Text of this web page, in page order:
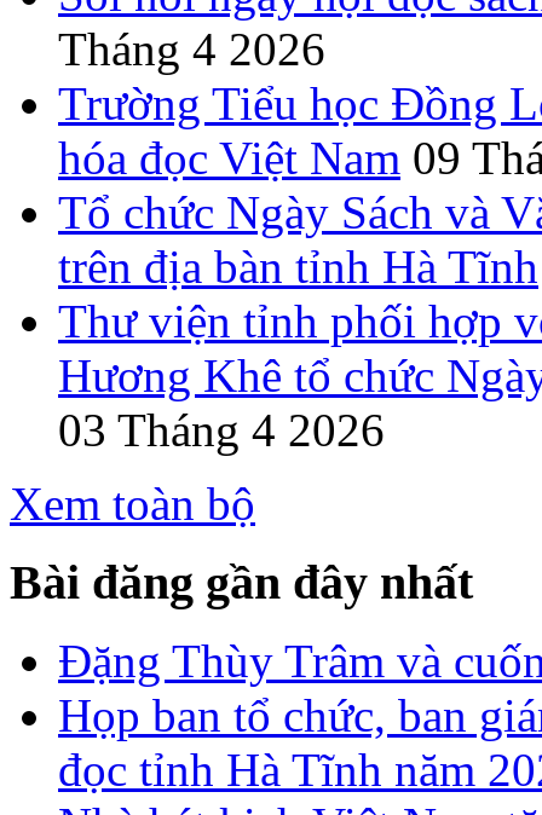
Tháng 4 2026
Trường Tiểu học Đồng
hóa đọc Việt Nam 09
Tổ chức Ngày Sách và
trên địa bàn tỉnh Hà Tĩnh
Thư viện tỉnh phối hợp
Hương Khê tổ chức
03 Tháng 4 2026
Xem toàn bộ
Bài đăng gần đây nhất
Đặng Thùy Trâm và
Họp ban tổ chức, ban
đọc tỉnh Hà Tĩnh năm